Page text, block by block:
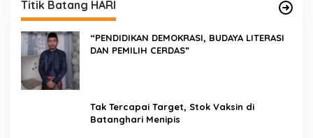
Titik Batang HARI
“PENDIDIKAN DEMOKRASI, BUDAYA LITERASI
DAN PEMILIH CERDAS”
Tak Tercapai Target, Stok Vaksin di
Batanghari Menipis